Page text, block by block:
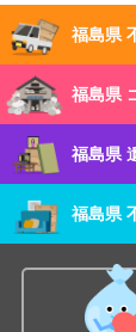
福島県
福島県
福島県
福島県